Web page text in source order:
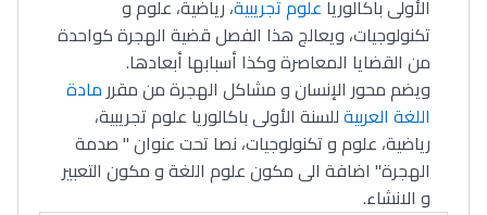
الأولى باكالوريا علوم تجريبية، رياضية، علوم و
تكنولوجيات، ويعالج هذا الفصل قضية الهجرة كواحدة
من القضايا المعاصرة وكذا أسبابها أبعادها.
ويضم محور الإنسان و مشاكل الهجرة من مقررمادة
اللغة العربيةللسنة الأولى باكالوريا علوم تجريبية،
رياضية، علوم و تكنولوجيات، نصا تحت عنوان " صدمة
الهجرة" اضافة الى مكون علوم اللغة و مكون التعبير
و الانشاء.